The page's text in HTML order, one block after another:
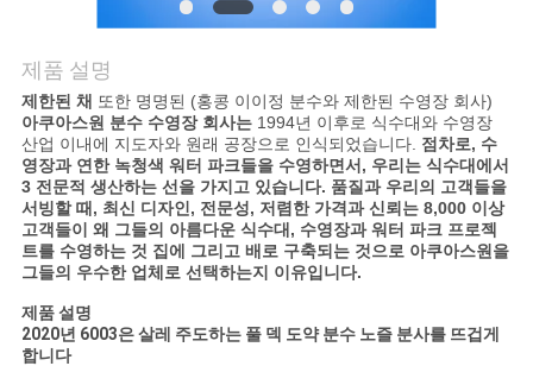
요
청
하
다
NEWS
제품 설명
제한된 채 또한 명명된 (홍콩 이이정 분수와 제한된 수영장 회사)
아쿠아스원 분수 수영장 회사는1994년 이후로 식수대와 수영장
산업 이내에 지도자와 원래 공장으로 인식되었습니다. 점차로, 수
영장과 연한 녹청색 워터 파크들을 수영하면서, 우리는 식수대에서
3 전문적 생산하는 선을 가지고 있습니다. 품질과 우리의 고객들을
서빙할 때, 최신 디자인, 전문성, 저렴한 가격과 신뢰는 8,000 이상
고객들이 왜 그들의 아름다운 식수대, 수영장과 워터 파크 프로젝
트를 수영하는 것 집에 그리고 배로 구축되는 것으로 아쿠아스원을
그들의 우수한 업체로 선택하는지 이유입니다.
제품 설명
2020년 6003은 살레 주도하는 풀 덱 도약 분수 노즐 분사를 뜨겁게
합니다